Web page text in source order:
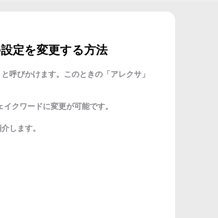
定を変更する方法
呼びかけます。このときの「アレクサ」
クワードに変更が可能です。
します。